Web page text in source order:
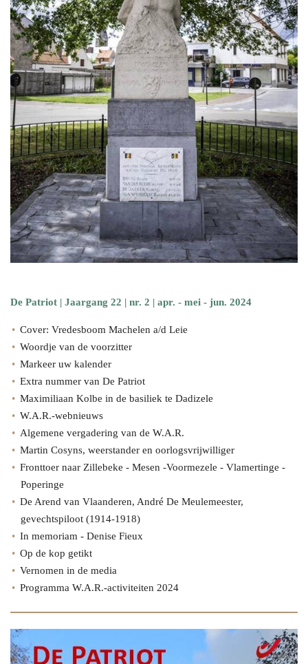
De Patriot | Jaargang 22 | nr. 2 | apr. - mei - jun. 2024
Cover: Vredesboom Machelen a/d Leie
Woordje van de voorzitter
Markeer uw kalender
Extra nummer van De Patriot
Maximiliaan Kolbe in de basiliek te Dadizele
W.A.R.-webnieuws
Algemene vergadering van de W.A.R.
Martin Cosyns, weerstander en oorlogsvrijwilliger
Fronttoer naar Zillebeke - Mesen -Voormezele - Vlamertinge -
Poperinge
De Arend van Vlaanderen, André De Meulemeester,
gevechtspiloot (1914-1918)
In memoriam - Denise Fieux
Op de kop getikt
Vernomen in de media
Programma W.A.R.-activiteiten 2024